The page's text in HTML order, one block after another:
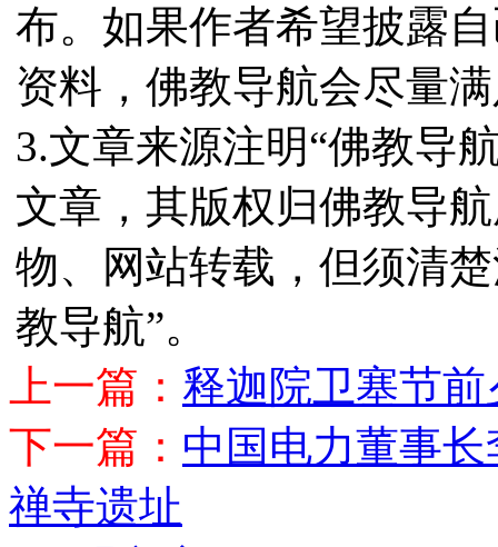
布。如果作者希望披露
资料，佛教导航会尽量
3.文章来源注明“佛教导
文章，其版权归佛教导
物、网站转载，但须清
教导航”。
上一篇： 释迦院卫塞节
下一篇： 中国电力董事
禅寺遗址